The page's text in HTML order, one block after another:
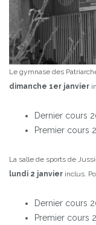
Le gymnase des
dimanche 1er janvier
Dernier cours
Premier cours
La salle de sports de
lundi 2 janvier inclus.
Dernier cours
Premier cours